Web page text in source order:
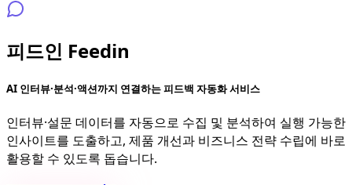
피드인 Feedin
AI 인터뷰·분석·액션까지 연결하는 피드백 자동화 서비스
인터뷰·설문 데이터를 자동으로 수집 및 분석하여 실행 가능한
인사이트를 도출하고, 제품 개선과 비즈니스 전략 수립에 바로
활용할 수 있도록 돕습니다.